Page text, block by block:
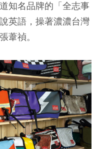
知名品牌的「全志事
英語，操著濃濃台灣
葦禎。